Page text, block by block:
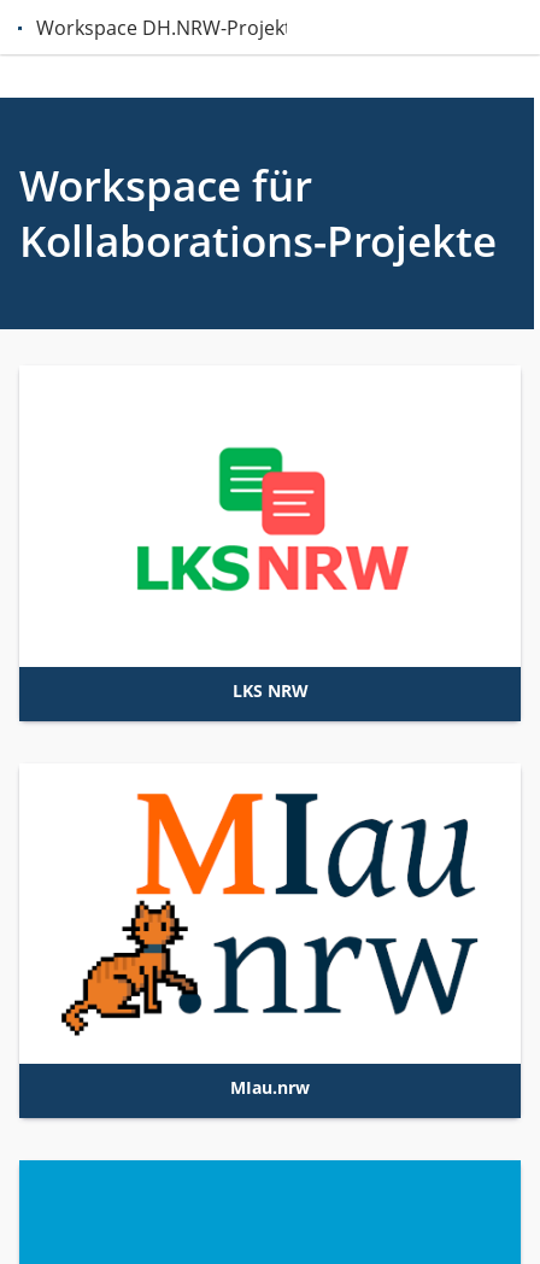
Workspace DH.NRW-Projekte
Workspace für
Kollaborations-Projekte
LKS NRW
MIau.nrw